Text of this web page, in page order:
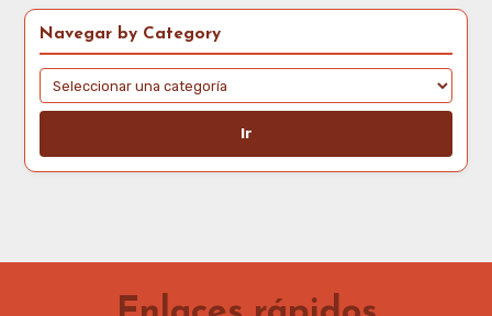
Navegar by Category
Ir